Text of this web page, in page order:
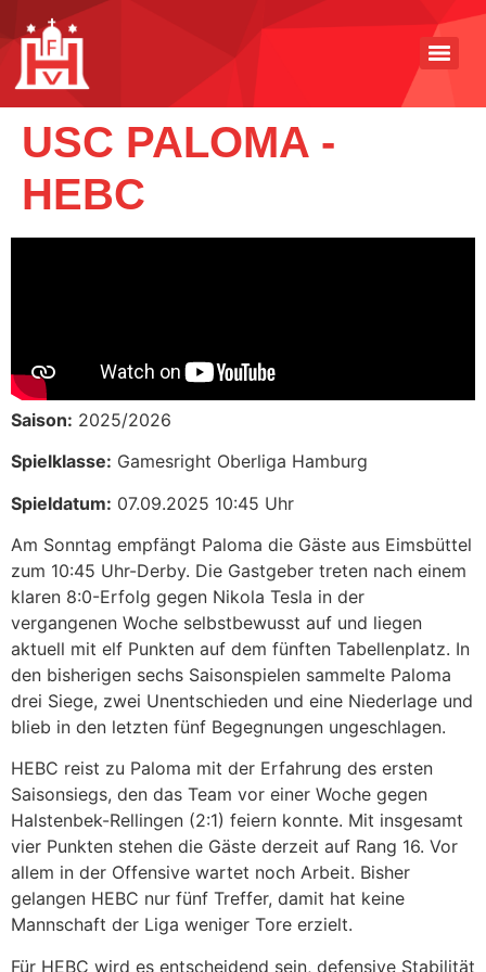
USC PALOMA -
HEBC
Saison: 2025/2026
Spielklasse: Gamesright Oberliga Hamburg
Spieldatum: 07.09.2025 10:45 Uhr
Am Sonntag empfängt Paloma die Gäste aus Eimsbüttel
zum 10:45 Uhr-Derby. Die Gastgeber treten nach einem
klaren 8:0-Erfolg gegen Nikola Tesla in der
vergangenen Woche selbstbewusst auf und liegen
aktuell mit elf Punkten auf dem fünften Tabellenplatz. In
den bisherigen sechs Saisonspielen sammelte Paloma
drei Siege, zwei Unentschieden und eine Niederlage und
blieb in den letzten fünf Begegnungen ungeschlagen.
HEBC reist zu Paloma mit der Erfahrung des ersten
Saisonsiegs, den das Team vor einer Woche gegen
Halstenbek-Rellingen (2:1) feiern konnte. Mit insgesamt
vier Punkten stehen die Gäste derzeit auf Rang 16. Vor
allem in der Offensive wartet noch Arbeit. Bisher
gelangen HEBC nur fünf Treffer, damit hat keine
Mannschaft der Liga weniger Tore erzielt.
Für HEBC wird es entscheidend sein, defensive Stabilität